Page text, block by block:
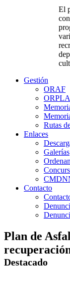
El
Gestión
ORAF
Rutas
Enlaces
Galerías
Contacto
Plan de
Destacado